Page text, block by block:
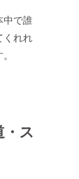
中で誰
くれれ
ス